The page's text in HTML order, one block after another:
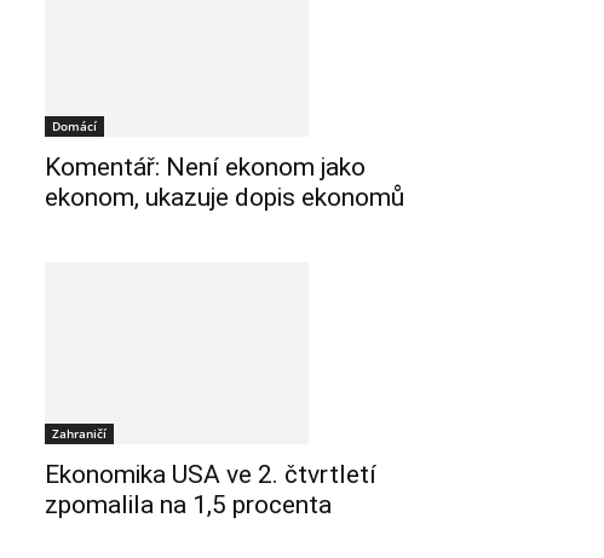
Domácí
Komentář: Není ekonom jako
ekonom, ukazuje dopis ekonomů
Zahraničí
Ekonomika USA ve 2. čtvrtletí
zpomalila na 1,5 procenta